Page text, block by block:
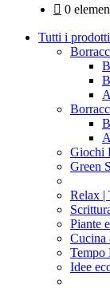
0
Tutti i prodotti
Giochi
Green
Relax |
Piante
Cucina
Tempo
Idee